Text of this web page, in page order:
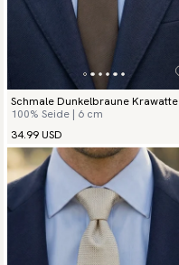
Schmale Dunkelbraune Krawatte
100% Seide | 6 cm
34.99 USD